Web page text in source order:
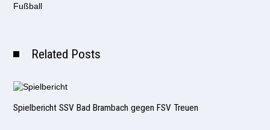
Fußball
Related Posts
Spielbericht SSV Bad Brambach gegen FSV Treuen